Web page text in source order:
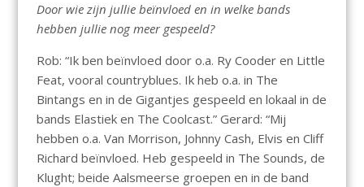
Door wie zijn jullie beïnvloed en in welke bands
hebben jullie nog meer gespeeld?
Rob: “Ik ben beïnvloed door o.a. Ry Cooder en Little
Feat, vooral countryblues. Ik heb o.a. in The
Bintangs en in de Gigantjes gespeeld en lokaal in de
bands Elastiek en The Coolcast.” Gerard: “Mij
hebben o.a. Van Morrison, Johnny Cash, Elvis en Cliff
Richard beïnvloed. Heb gespeeld in The Sounds, de
Klught; beide Aalsmeerse groepen en in de band